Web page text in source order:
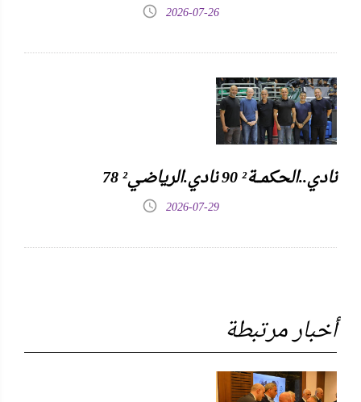
2026-07-26
نادي..الحكمـــة² 90 نادي.الرياضـي² 78
2026-07-29
أخبار مرتبطة